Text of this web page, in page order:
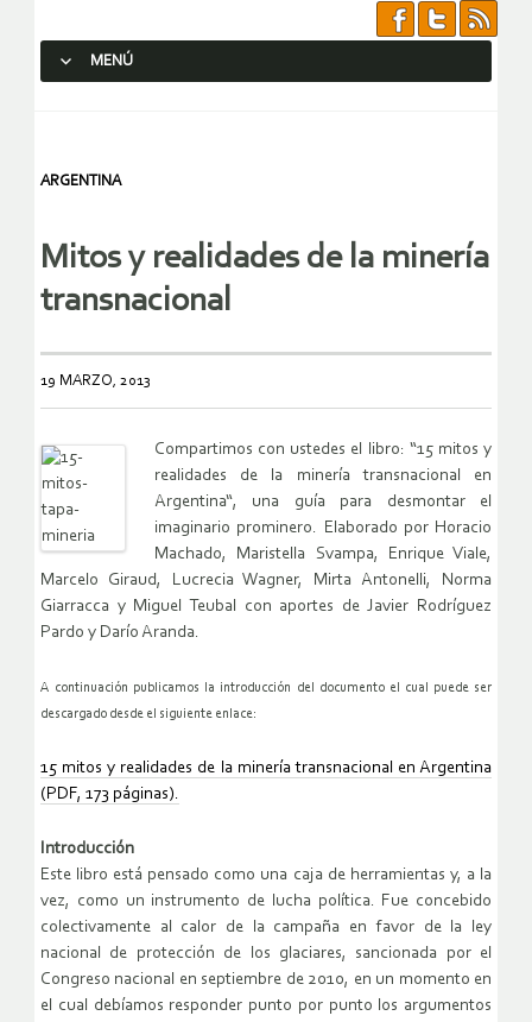
MENÚ
ARGENTINA
Mitos y realidades de la minería
transnacional
19 MARZO, 2013
Compartimos con ustedes el libro: “15 mitos y
realidades de la minería transnacional en
Argentina“, una guía para desmontar el
imaginario prominero. Elaborado por Horacio
Machado, Maristella Svampa, Enrique Viale,
Marcelo Giraud, Lucrecia Wagner, Mirta Antonelli, Norma
Giarracca y Miguel Teubal con aportes de Javier Rodríguez
Pardo y Darío Aranda.
A continuación publicamos la introducción del documento el cual puede ser
descargado desde el siguiente enlace:
15 mitos y realidades de la minería transnacional en Argentina
(PDF, 173 páginas).
Introducción
Este libro está pensado como una caja de herramientas y, a la
vez, como un instrumento de lucha política. Fue concebido
colectivamente al calor de la campaña en favor de la ley
nacional de protección de los glaciares, sancionada por el
Congreso nacional en septiembre de 2010, en un momento en
el cual debíamos responder punto por punto los argumentos